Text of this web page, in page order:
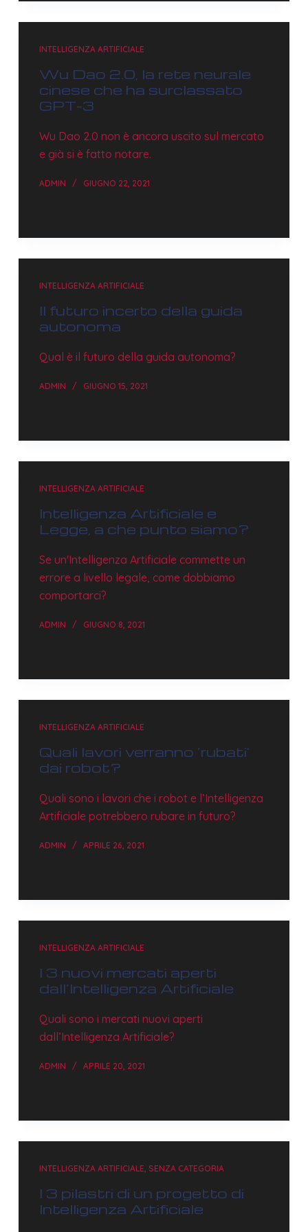
INTELLIGENZA ARTIFICIALE
Wu Dao 2.0, la rete neurale
cinese che ha surclassato
GPT-3
Wu Dao 2.0 non è ancora uscito sul mercato
e già si è fatto notare.
ADMIN GIUGNO 22, 2021
INTELLIGENZA ARTIFICIALE
Il futuro incerto della guida
autonoma
Qual è il futuro della guida autonoma?
ADMIN GIUGNO 15, 2021
INTELLIGENZA ARTIFICIALE
Intelligenza Artificiale e
Legge, a che punto siamo?
Se un'Intelligenza Artificiale commette un
errore a livello legale, come dobbiamo
comportarci?
ADMIN GIUGNO 8, 2021
INTELLIGENZA ARTIFICIALE
Quali lavori verranno ‘rubati’
dai robot?
Quali sono i lavori che i robot e l’Intelligenza
Artificiale potrebbero rubare in futuro?
ADMIN APRILE 26, 2021
INTELLIGENZA ARTIFICIALE
I 3 nuovi mercati aperti
dall’Intelligenza Artificiale
Quali sono i mercati nuovi aperti
dall’Intelligenza Artificiale?
ADMIN APRILE 20, 2021
INTELLIGENZA ARTIFICIALE, SENZA CATEGORIA
I 3 pilastri di un progetto di
Intelligenza Artificiale